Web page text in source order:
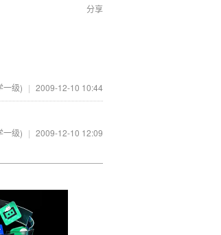
分享
一级) | 2009-12-10 10:44
一级) | 2009-12-10 12:09